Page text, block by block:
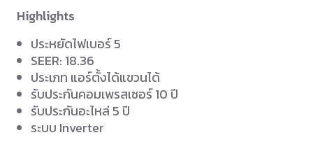
Highlights
ประหยัดไฟเบอร์ 5
SEER: 18.36
ประเภท แอร์ตั้งได้แขวนได้
รับประกันคอมเพรสเซอร์ 10 ปี
รับประกันอะไหล่ 5 ปี
ระบบ Inverter